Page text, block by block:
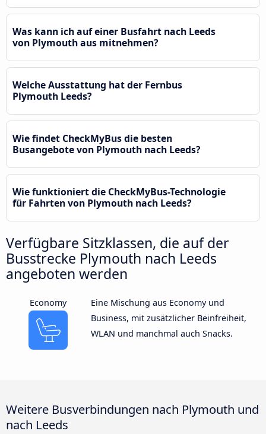
Was kann ich auf einer Busfahrt nach Leeds
von Plymouth aus mitnehmen?
Welche Ausstattung hat der Fernbus
Plymouth Leeds?
Wie findet CheckMyBus die besten
Busangebote von Plymouth nach Leeds?
Wie funktioniert die CheckMyBus-Technologie
für Fahrten von Plymouth nach Leeds?
Verfügbare Sitzklassen, die auf der
Busstrecke Plymouth nach Leeds
angeboten werden
Economy
Eine Mischung aus Economy und
Business, mit zusätzlicher Beinfreiheit,
WLAN und manchmal auch Snacks.
Weitere Busverbindungen nach Plymouth und
nach Leeds